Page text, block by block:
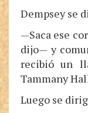
Dempsey se
—Saca ese
dijo— y
recibió un
Tammany
Luego se